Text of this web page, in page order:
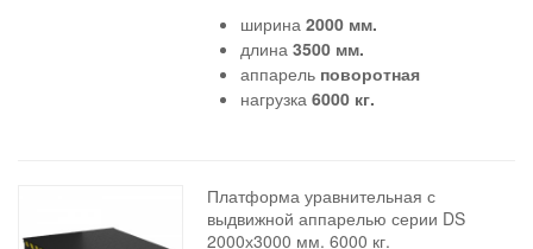
ширина2000 мм.
длина3500 мм.
аппарель поворотная
нагрузка 6000 кг.
Платформа уравнительная с
выдвижной аппарелью серии DS
2000х3000 мм. 6000 кг.